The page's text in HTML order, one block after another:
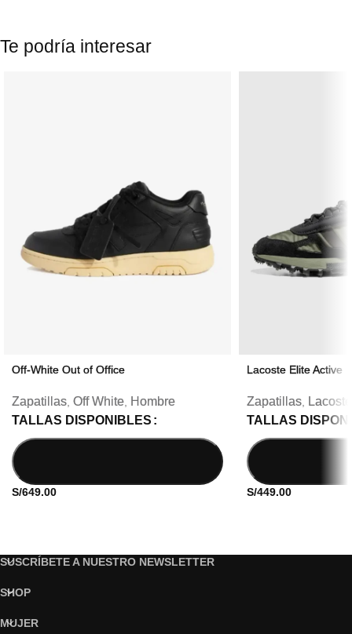
Te podría interesar
Off-White Out of Office
Zapatillas Off White
Hombre
TALLAS DISPONIBLES
S/649.00
Lacoste Elite Active
Zapatillas, Lacoste
TALLAS
S/449.00
SUSCRÍBETE A NUESTRO NEWSLETTER
SHOP
MUJER